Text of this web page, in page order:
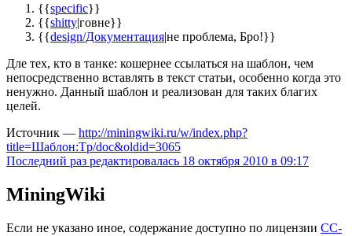
{{specific}}
{{shitty|говне}}
{{design/Документация|не проблема, Бро!}}
Дле тех, кто в танке: кошернее ссылаться на шаблон, чем
непосредственно вставлять в текст статьи, особенно когда это
ненужно. Данный шаблон и реализован для таких благих
целей.
Источник — http://miningwiki.ru/w/index.php?
title=Шаблон:Tp/doc&oldid=3065
Последний раз редактировалась 18 октября 2010 в 09:17
MiningWiki
Если не указано иное, содержание доступно по лицензии CC-